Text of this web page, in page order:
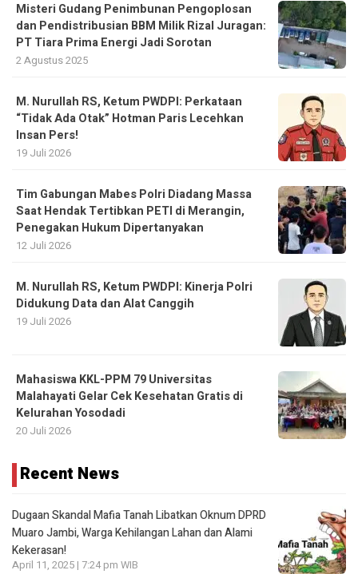
Misteri Gudang Penimbunan Pengoplosan
dan Pendistribusian BBM Milik Rizal Juragan:
PT Tiara Prima Energi Jadi Sorotan
2 Agustus 2025
M. Nurullah RS, Ketum PWDPI: Perkataan
“Tidak Ada Otak” Hotman Paris Lecehkan
Insan Pers!
19 Juli 2026
Tim Gabungan Mabes Polri Diadang Massa
Saat Hendak Tertibkan PETI di Merangin,
Penegakan Hukum Dipertanyakan
12 Juli 2026
M. Nurullah RS, Ketum PWDPI: Kinerja Polri
Didukung Data dan Alat Canggih
19 Juli 2026
Mahasiswa KKL-PPM 79 Universitas
Malahayati Gelar Cek Kesehatan Gratis di
Kelurahan Yosodadi
20 Juli 2026
Recent News
Dugaan Skandal Mafia Tanah Libatkan Oknum DPRD
Muaro Jambi, Warga Kehilangan Lahan dan Alami
Kekerasan!
April 11, 2025 | 7:24 pm WIB